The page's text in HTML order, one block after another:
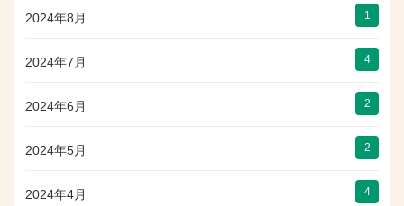
2024年8月 1
2024年7月 4
2024年6月 2
2024年5月 2
2024年4月 4